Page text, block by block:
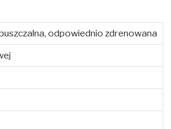
odpowiednio zdrenowana